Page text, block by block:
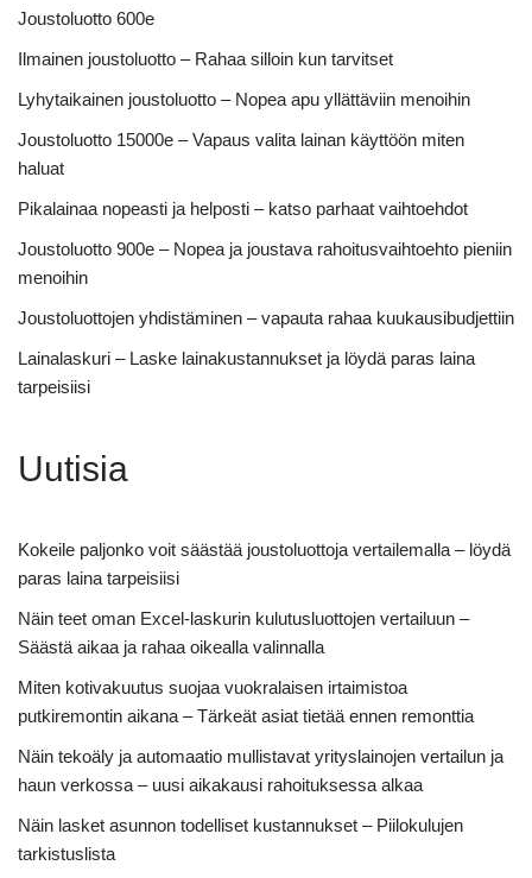
Joustoluotto 600e
Ilmainen joustoluotto – Rahaa silloin kun tarvitset
Lyhytaikainen joustoluotto – Nopea apu yllättäviin menoihin
Joustoluotto 15000e – Vapaus valita lainan käyttöön miten
haluat
Pikalainaa nopeasti ja helposti – katso parhaat vaihtoehdot
Joustoluotto 900e – Nopea ja joustava rahoitusvaihtoehto pieniin
menoihin
Joustoluottojen yhdistäminen – vapauta rahaa kuukausibudjettiin
Lainalaskuri – Laske lainakustannukset ja löydä paras laina
tarpeisiisi
Uutisia
Kokeile paljonko voit säästää joustoluottoja vertailemalla – löydä
paras laina tarpeisiisi
Näin teet oman Excel-laskurin kulutusluottojen vertailuun –
Säästä aikaa ja rahaa oikealla valinnalla
Miten kotivakuutus suojaa vuokralaisen irtaimistoa
putkiremontin aikana – Tärkeät asiat tietää ennen remonttia
Näin tekoäly ja automaatio mullistavat yrityslainojen vertailun ja
haun verkossa – uusi aikakausi rahoituksessa alkaa
Näin lasket asunnon todelliset kustannukset – Piilokulujen
tarkistuslista